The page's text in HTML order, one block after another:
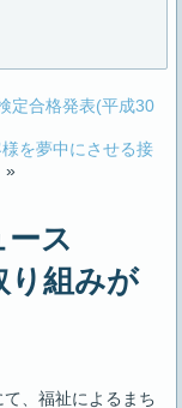
定合格発表(平成30
を夢中にさせる接
»
ース
り組みが
、福祉によるまち